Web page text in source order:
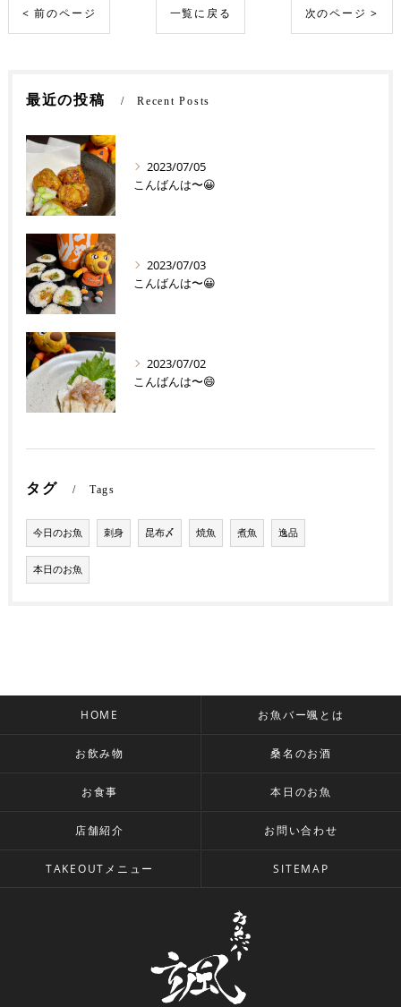
< 前のページ 一覧に戻る 次のページ >
最近の投稿 Recent Posts
2023/07/05
こんばんは〜😀
2023/07/03
こんばんは〜😀
2023/07/02
こんばんは〜😄
タグ Tags
今日のお魚 刺身 昆布〆 焼魚 煮魚 逸品
本日のお魚
HOME お魚バー颯とは
お飲み物 桑名のお酒
お食事 本日のお魚
店舗紹介 お問い合わせ
TAKEOUTメニュー SITEMAP